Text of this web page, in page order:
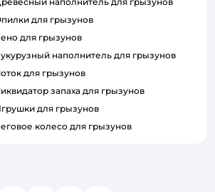
опилки для грызунов
сено для грызунов
кукурузный наполнитель для грызунов
лоток для грызунов
ликвидатор запаха для грызунов
игрушки для грызунов
беговое колесо для грызунов